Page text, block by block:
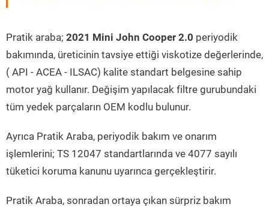
Pratik araba; 2021 Mini John Cooper 2.0 periyodik
bakımında, üreticinin tavsiye ettiği viskotize değerlerinde,
( API - ACEA - ILSAC) kalite standart belgesine sahip
motor yağ kullanır. Değişim yapılacak filtre gurubundaki
tüm yedek parçaların OEM kodlu bulunur.
Ayrıca Pratik Araba, periyodik bakım ve onarım
işlemlerini; TS 12047 standartlarında ve 4077 sayılı
tüketici koruma kanunu uyarınca gerçekleştirir.
Pratik Araba, sonradan ortaya çıkan sürpriz bakım